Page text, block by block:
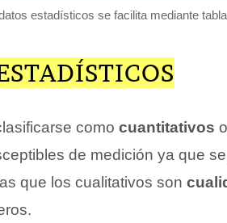
estadísticos se facilita mediante
como cuantitativos o
de medición ya que
que los cualitativos son